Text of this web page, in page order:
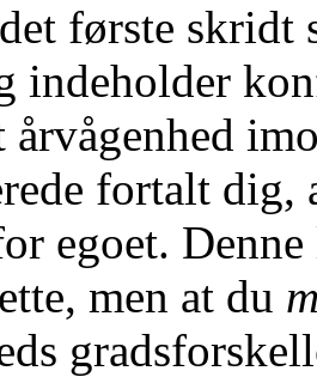
første
indeholder
årvågenhed
fortalt dig,
egoet.
men at du